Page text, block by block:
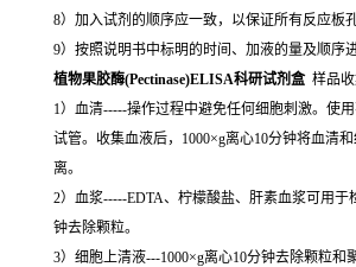
8）加入试剂的顺序应一致，以保证所有反应板
9）按照说明书中标明的时间、加液的量及顺序
植物果胶酶(Pectinase)ELISA科研试剂盒 样品
1）血清-----操作过程中避免任何细胞刺激。使
试管。收集血液后，1000×g离心10分钟将血清
离。
2）血浆-----EDTA、柠檬酸盐、肝素血浆可用于
钟去除颗粒。
3）细胞上清液---1000×g离心10分钟去除颗粒和